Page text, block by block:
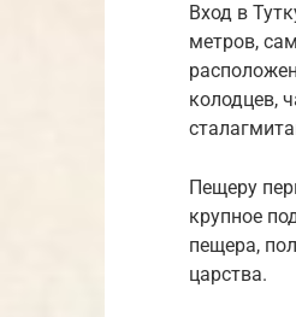
Вход в
метров,
колодцев,
Пещеру
крупное
пещера,
царства.